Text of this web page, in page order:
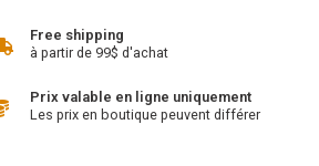
Free shipping
à partir de 99$ d'achat
Prix valable en ligne uniquement
Les prix en boutique peuvent différer